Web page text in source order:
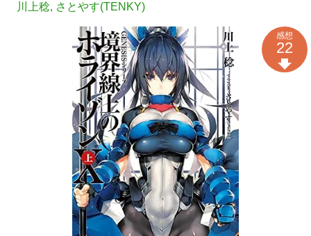
川上稔, さとやす(TENKY)
感想
22